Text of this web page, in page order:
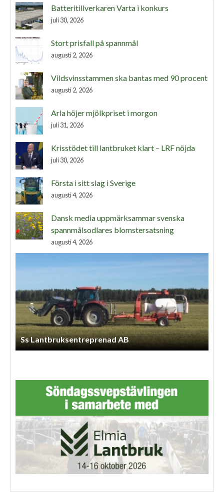
Batteritillverkaren Varta i konkurs
juli 30, 2026
Stort prisfall på spannmål
augusti 2, 2026
Vildsvinsstammen ska bantas med 90 procent
augusti 2, 2026
Arla höjer mjölkpriset i morgon
juli 31, 2026
Krisstödet till lantbruket klart – LRF nöjda
juli 30, 2026
Första i sitt slag i Sverige
augusti 4, 2026
Dansk media uppmärksammar svenska
spannmålsodlares blomstersatsning
augusti 4, 2026
Anneberg Skog & Agro